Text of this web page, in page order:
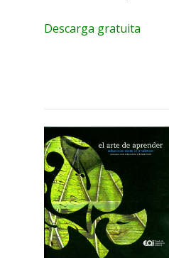
Descarga gratuita